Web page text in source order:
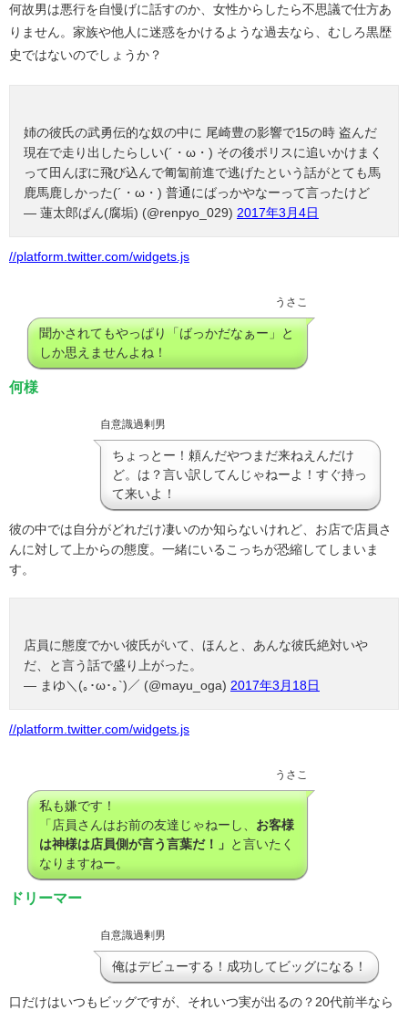
何故男は悪行を自慢げに話すのか、女性からしたら不思議で仕方あ
りません。家族や他人に迷惑をかけるような過去なら、むしろ黒歴
史ではないのでしょうか？
姉の彼氏の武勇伝的な奴の中に 尾崎豊の影響で15の時 盗んだ
現在で走り出したらしい(´・ω・) その後ポリスに追いかけまく
って田んぼに飛び込んで匍匐前進で逃げたという話がとても馬
鹿馬鹿しかった(´・ω・) 普通にばっかやなーって言ったけど
— 蓮太郎ぱん(腐垢) (@renpyo_029) 2017年3月4日
//platform.twitter.com/widgets.js
うさこ
聞かされてもやっぱり「ばっかだなぁー」と
しか思えませんよね！
何様
自意識過剰男
ちょっとー！頼んだやつまだ来ねえんだけ
ど。は？言い訳してんじゃねーよ！すぐ持っ
て来いよ！
彼の中では自分がどれだけ凄いのか知らないけれど、お店で店員さ
んに対して上からの態度。一緒にいるこっちが恐縮してしまいま
す。
店員に態度でかい彼氏がいて、ほんと、あんな彼氏絶対いや
だ、と言う話で盛り上がった。
— まゆ＼(｡･ω･｡`)／ (@mayu_oga) 2017年3月18日
//platform.twitter.com/widgets.js
うさこ
私も嫌です！
「店員さんはお前の友達じゃねーし、 お客様
は神様は店員側が言う言葉だ！」 と言いたく
なりますねー。
ドリーマー
自意識過剰男
俺はデビューする！成功してビッグになる！
口だけはいつもビッグですが、それいつ実が出るの？ 20代前半なら